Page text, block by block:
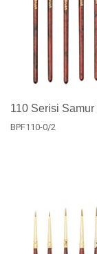
110 Serisi
BPF110-0/2